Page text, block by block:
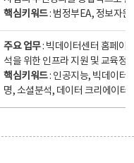
핵심키워드: 범정부EA, 정보자
주요 업무: 빅데이터센터 홈페이
석을 위한 인프라 지원 및 교육정
핵심키워드: 인공지능, 빅데이터,
명, 소셜분석, 데이터 크리에이터